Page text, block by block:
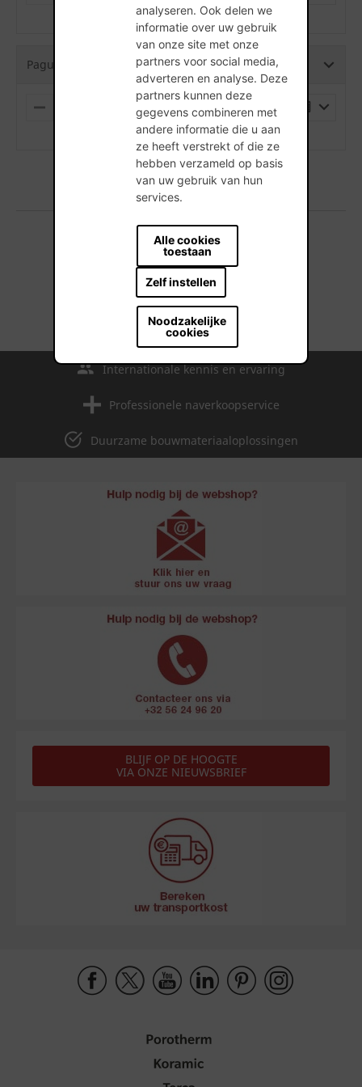
analyseren. Ook delen we
informatie over uw gebruik
van onze site met onze
partners voor social media,
adverteren en analyse. Deze
partners kunnen deze
gegevens combineren met
andere informatie die u aan
ze heeft verstrekt of die ze
hebben verzameld op basis
van uw gebruik van hun
services.
Alle cookies
toestaan
Zelf instellen
Noodzakelijke
cookies
L
U
S
(min. hoeveelheid is 1 Stuks)
Pagus Grijs Eco-brick Iluzo - 238 x 75 x 48
M
P
L
U
S
PALLET
(min. hoeveelheid is 1 Stuks)
1 producten gevonden
Internationale kennis en ervaring
Professionele naverkoopservice
Duurzame bouwmateriaaloplossingen
BLIJF OP DE HOOGTE
VIA ONZE NIEUWSBRIEF